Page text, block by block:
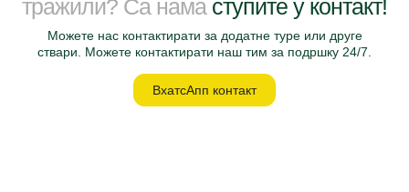
тражили? Са нама ступите у контакт!
Можете нас контактирати за додатне туре или друге
ствари. Можете контактирати наш тим за подршку 24/7.
ВхатсАпп контакт